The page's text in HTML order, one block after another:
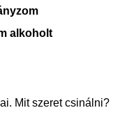
alkoholt
Mit szeret csinálni?